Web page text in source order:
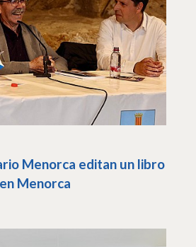
Menorca editan un libro
Menorca